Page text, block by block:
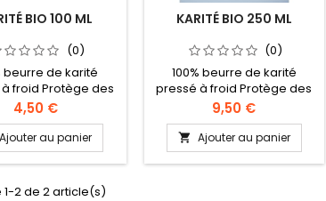
BIO 100 ML
(0)
beurre de karité
froid Protège des
du froid,
et crevasses.
Prix
4,50 €
Ajouter au panier
KARITÉ BIO 250 ML
(0)
100% beurre de karité
pressé à froid Protège des
agressions du froid,
gerçures et crevasses.
Prix
9,50 €
 Ajouter au panier
2 de 2 article(s)